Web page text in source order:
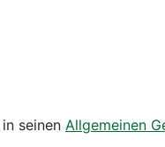
seinen Allgemeinen